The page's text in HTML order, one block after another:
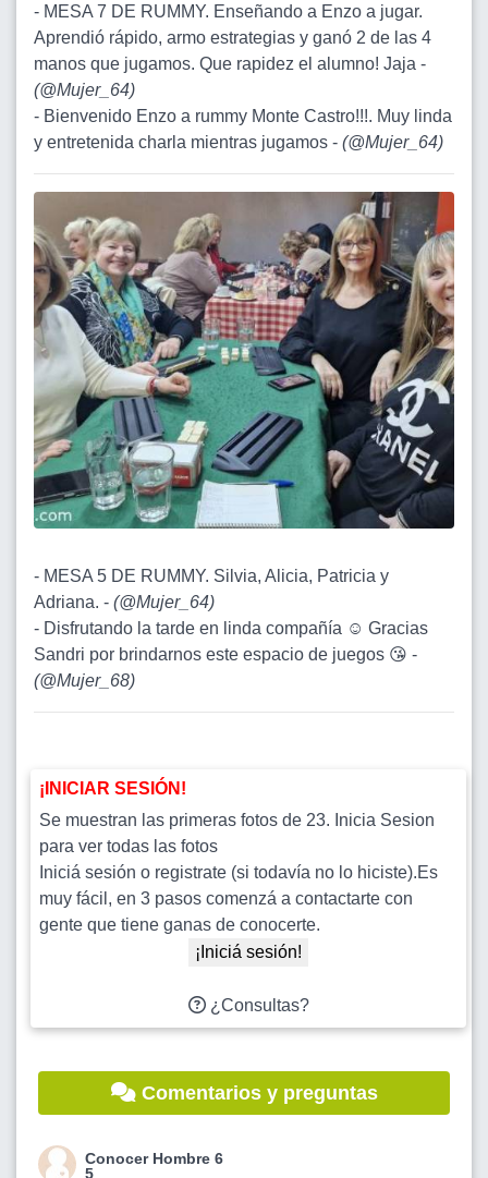
- MESA 7 DE RUMMY. Enseñando a Enzo a jugar.
Aprendió rápido, armo estrategias y ganó 2 de las 4
manos que jugamos. Que rapidez el alumno! Jaja -
(@Mujer_64)
- Bienvenido Enzo a rummy Monte Castro!!!. Muy linda
y entretenida charla mientras jugamos - (@Mujer_64)
- MESA 5 DE RUMMY. Silvia, Alicia, Patricia y
Adriana. - (@Mujer_64)
- Disfrutando la tarde en linda compañía ☺️ Gracias
Sandri por brindarnos este espacio de juegos 😘 -
(@Mujer_68)
¡INICIAR SESIÓN!
Se muestran las primeras fotos de 23. Inicia Sesion
para ver todas las fotos
Iniciá sesión o registrate (si todavía no lo hiciste).Es
muy fácil, en 3 pasos comenzá a contactarte con
gente que tiene ganas de conocerte.
¡Iniciá sesión!
¿Consultas?
Comentarios y preguntas
Conocer Hombre 6
5